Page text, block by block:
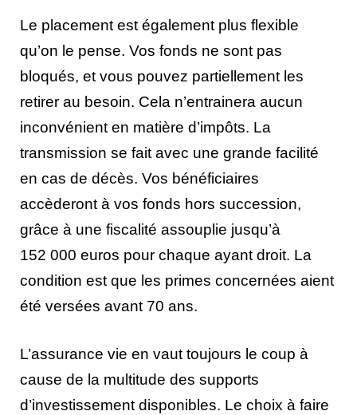
Le placement est également plus flexible
qu’on le pense. Vos fonds ne sont pas
bloqués, et vous pouvez partiellement les
retirer au besoin. Cela n’entrainera aucun
inconvénient en matière d’impôts. La
transmission se fait avec une grande facilité
en cas de décès. Vos bénéficiaires
accèderont à vos fonds hors succession,
grâce à une fiscalité assouplie jusqu’à
152 000 euros pour chaque ayant droit. La
condition est que les primes concernées aient
été versées avant 70 ans.
L’assurance vie en vaut toujours le coup à
cause de la multitude des supports
d’investissement disponibles. Le choix à faire